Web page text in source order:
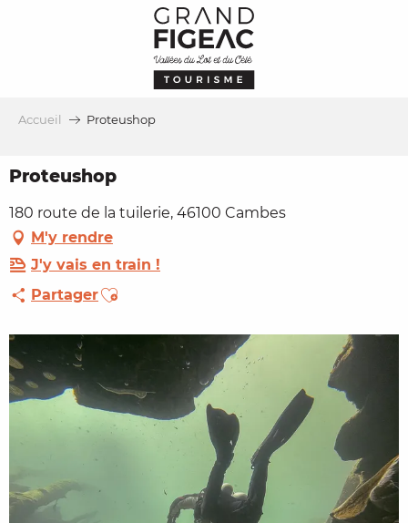
Accueil Proteushop
Proteushop
180 route de la tuilerie, 46100 Cambes
M'y rendre
J'y vais en train !
PartagerAjouter aux favoris